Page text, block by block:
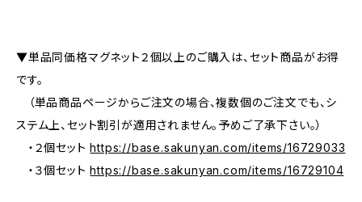
▼単品同価格マグネット２個以上のご購入は、セット商品がお得
です。
（単品商品ページからご注文の場合、複数個のご注文でも、シ
ステム上、セット割引が適用されません。予めご了承下さい。）
・２個セットhttps://base.sakunyan.com/items/16729033
・３個セットhttps://base.sakunyan.com/items/16729104